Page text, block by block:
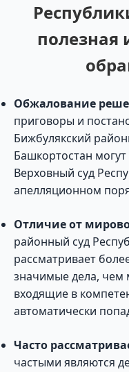
полезная
Обжалование
приговоры и
Бижбулякский
Башкортостан
Верховный суд
апелляционном
Отличие от
районный суд
рассматривает
значимые дела, чем
входящие в
автоматически
Часто
частыми являются